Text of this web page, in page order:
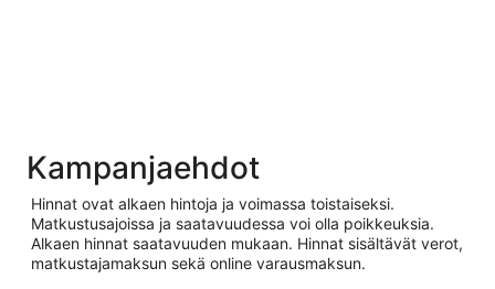
Kampanjaehdot
Hinnat ovat alkaen hintoja ja voimassa toistaiseksi.
Matkustusajoissa ja saatavuudessa voi olla poikkeuksia.
Alkaen hinnat saatavuuden mukaan. Hinnat sisältävät verot,
matkustajamaksun sekä online varausmaksun.